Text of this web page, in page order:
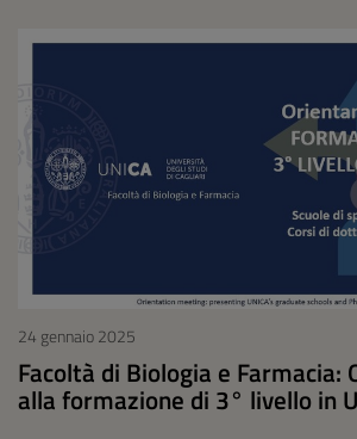
24 gennaio 2025
Facoltà di Biologia e
alla formazione di 3° livello in